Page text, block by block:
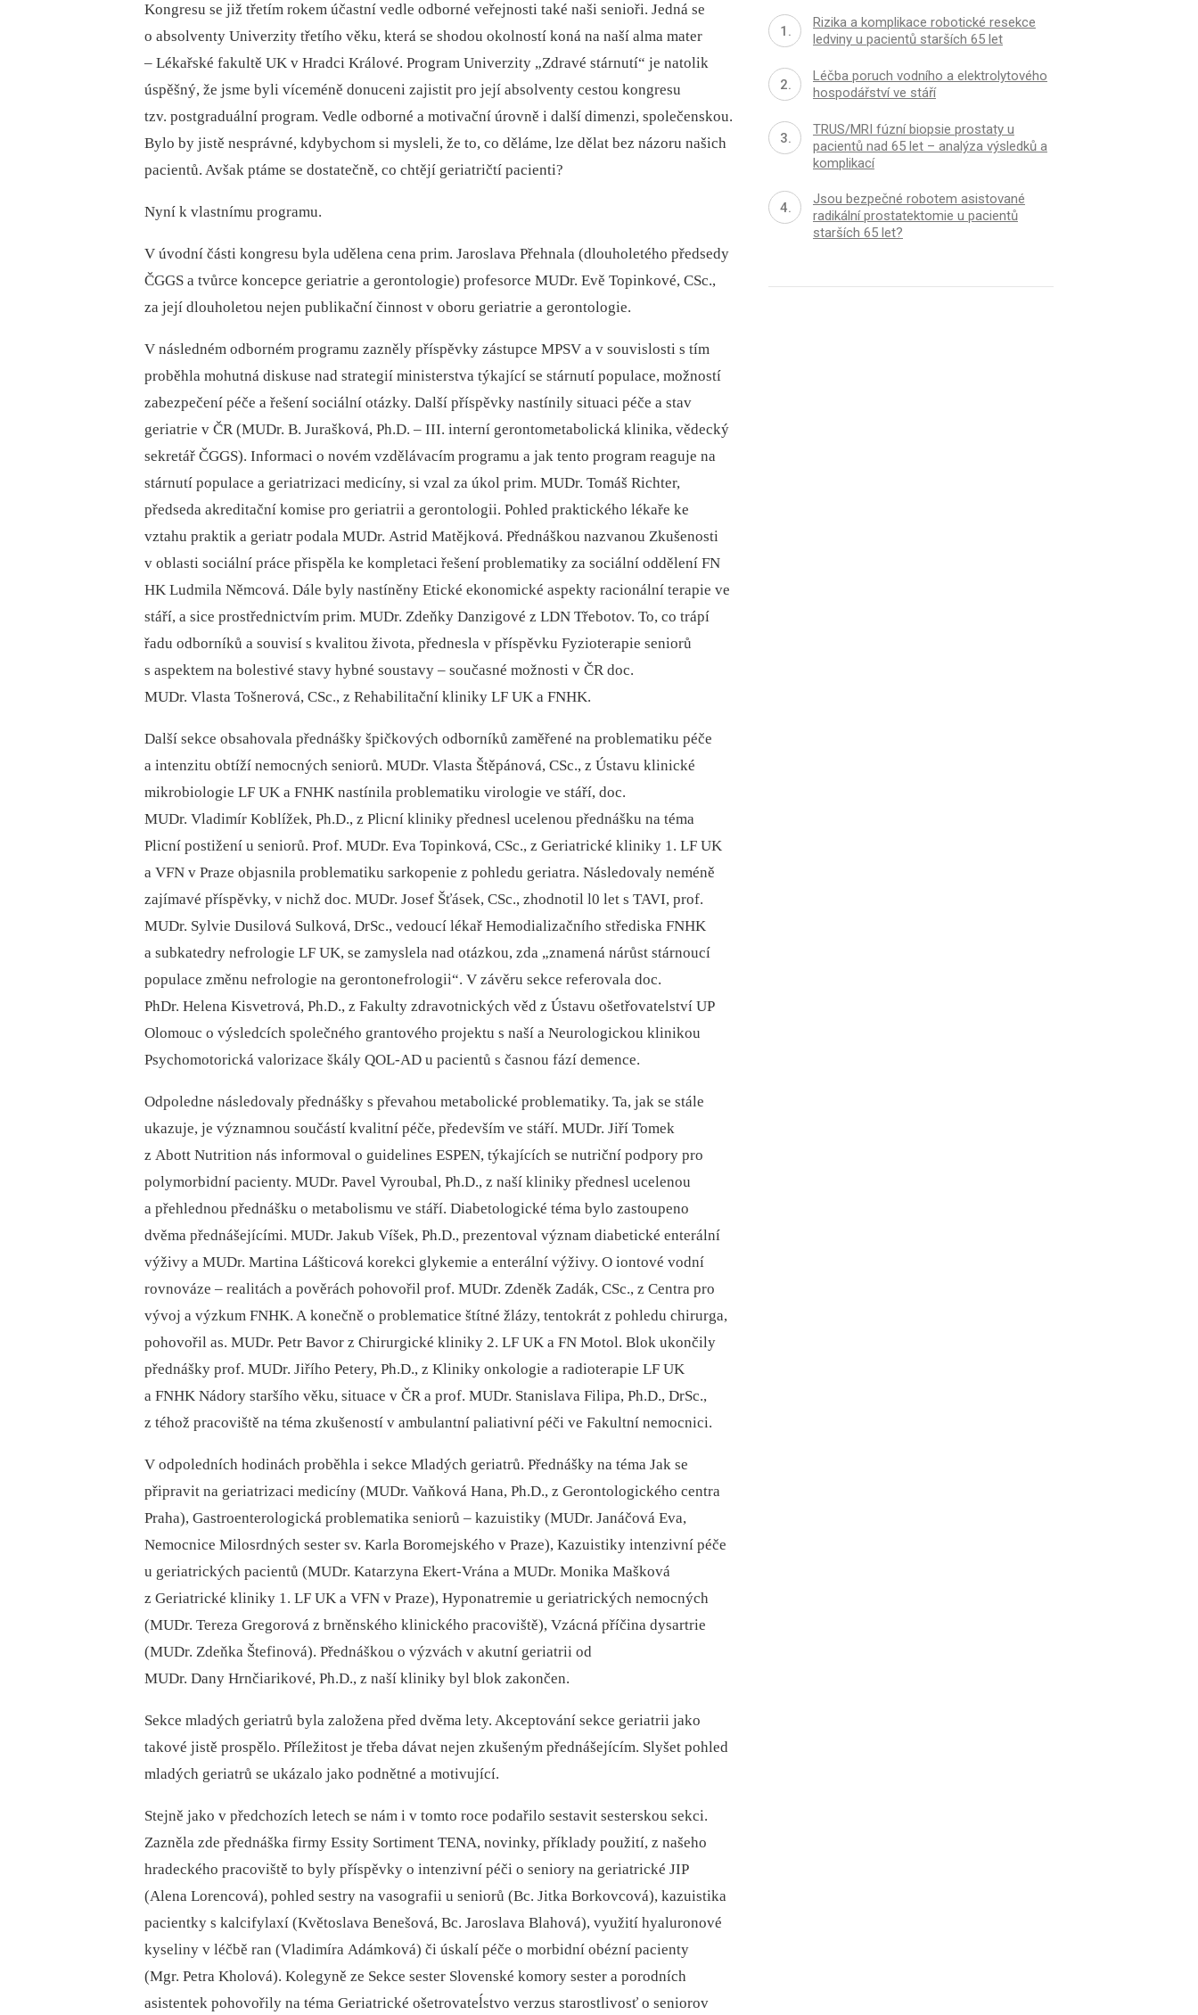
Kongresu se již třetím rokem účastní vedle odborné veřejnosti také naši senioři. Jedná se
o absolventy Univerzity třetího věku, která se shodou okolností koná na naší alma mater
–⁠ Lékařské fakultě UK v Hradci Králové. Program Univerzity „Zdravé stárnutí“ je natolik
úspěšný, že jsme byli víceméně donuceni zajistit pro její absolventy cestou kongresu
tzv. postgraduální program. Vedle odborné a motivační úrovně i další dimenzi, společenskou.
Bylo by jistě nesprávné, kdybychom si mysleli, že to, co děláme, lze dělat bez názoru našich
pacientů. Avšak ptáme se dostatečně, co chtějí geriatričtí pacienti?
Nyní k vlastnímu programu.
V úvodní části kongresu byla udělena cena prim. Jaroslava Přehnala (dlouholetého předsedy
ČGGS a tvůrce koncepce geriatrie a gerontologie) profesorce MUDr. Evě Topinkové, CSc.,
za její dlouholetou nejen publikační činnost v oboru geriatrie a gerontologie.
V následném odborném programu zazněly příspěvky zástupce MPSV a v souvislosti s tím
proběhla mohutná diskuse nad strategií ministerstva týkající se stárnutí populace, možností
zabezpečení péče a řešení sociální otázky. Další příspěvky nastínily situaci péče a stav
geriatrie v ČR (MUDr. B. Jurašková, Ph.D. –⁠ III. interní gerontometabolická klinika, vědecký
sekretář ČGGS). Informaci o novém vzdělávacím programu a jak tento program reaguje na
stárnutí populace a geriatrizaci medicíny, si vzal za úkol prim. MUDr. Tomáš Richter,
předseda akreditační komise pro geriatrii a gerontologii. Pohled praktického lékaře ke
vztahu praktik a geriatr podala MUDr. Astrid Matějková. Přednáškou nazvanou Zkušenosti
v oblasti sociální práce přispěla ke kompletaci řešení problematiky za sociální oddělení FN
HK Ludmila Němcová. Dále byly nastíněny Etické ekonomické aspekty racionální terapie ve
stáří, a sice prostřednictvím prim. MUDr. Zdeňky Danzigové z LDN Třebotov. To, co trápí
řadu odborníků a souvisí s kvalitou života, přednesla v příspěvku Fyzioterapie seniorů
s aspektem na bolestivé stavy hybné soustavy –⁠ současné možnosti v ČR doc.
MUDr. Vlasta Tošnerová, CSc., z Rehabilitační kliniky LF UK a FNHK.
Další sekce obsahovala přednášky špičkových odborníků zaměřené na problematiku péče
a intenzitu obtíží nemocných seniorů. MUDr. Vlasta Štěpánová, CSc., z Ústavu klinické
mikrobiologie LF UK a FNHK nastínila problematiku virologie ve stáří, doc.
MUDr. Vladimír Koblížek, Ph.D., z Plicní kliniky přednesl ucelenou přednášku na téma
Plicní postižení u seniorů. Prof. MUDr. Eva Topinková, CSc., z Geriatrické kliniky 1. LF UK
a VFN v Praze objasnila problematiku sarkopenie z pohledu geriatra. Následovaly neméně
zajímavé příspěvky, v nichž doc. MUDr. Josef Šťásek, CSc., zhodnotil l0 let s TAVI, prof.
MUDr. Sylvie Dusilová Sulková, DrSc., vedoucí lékař Hemodializačního střediska FNHK
a subkatedry nefrologie LF UK, se zamyslela nad otázkou, zda „znamená nárůst stárnoucí
populace změnu nefrologie na gerontonefrologii“. V závěru sekce referovala doc.
PhDr. Helena Kisvetrová, Ph.D., z Fakulty zdravotnických věd z Ústavu ošetřovatelství UP
Olomouc o výsledcích společného grantového projektu s naší a Neurologickou klinikou
Psychomotorická valorizace škály QOL-AD u pacientů s časnou fází demence.
Odpoledne následovaly přednášky s převahou metabolické problematiky. Ta, jak se stále
ukazuje, je významnou součástí kvalitní péče, především ve stáří. MUDr. Jiří Tomek
z Abott Nutrition nás informoval o guidelines ESPEN, týkajících se nutriční podpory pro
polymorbidní pacienty. MUDr. Pavel Vyroubal, Ph.D., z naší kliniky přednesl ucelenou
a přehlednou přednášku o metabolismu ve stáří. Diabetologické téma bylo zastoupeno
dvěma přednášejícími. MUDr. Jakub Víšek, Ph.D., prezentoval význam diabetické enterální
výživy a MUDr. Martina Lášticová korekci glykemie a enterální výživy. O iontové vodní
rovnováze –⁠ realitách a pověrách pohovořil prof. MUDr. Zdeněk Zadák, CSc., z Centra pro
vývoj a výzkum FNHK. A konečně o problematice štítné žlázy, tentokrát z pohledu chirurga,
pohovořil as. MUDr. Petr Bavor z Chirurgické kliniky 2. LF UK a FN Motol. Blok ukončily
přednášky prof. MUDr. Jiřího Petery, Ph.D., z Kliniky onkologie a radioterapie LF UK
a FNHK Nádory staršího věku, situace v ČR a prof. MUDr. Stanislava Filipa, Ph.D., DrSc.,
z téhož pracoviště na téma zkušeností v ambulantní paliativní péči ve Fakultní nemocnici.
V odpoledních hodinách proběhla i sekce Mladých geriatrů. Přednášky na téma Jak se
připravit na geriatrizaci medicíny (MUDr. Vaňková Hana, Ph.D., z Gerontologického centra
Praha), Gastroenterologická problematika seniorů –⁠ kazuistiky (MUDr. Janáčová Eva,
Nemocnice Milosrdných sester sv. Karla Boromejského v Praze), Kazuistiky intenzivní péče
u geriatrických pacientů (MUDr. Katarzyna Ekert-Vrána a MUDr. Monika Mašková
z Geriatrické kliniky 1. LF UK a VFN v Praze), Hyponatremie u geriatrických nemocných
(MUDr. Tereza Gregorová z brněnského klinického pracoviště), Vzácná příčina dysartrie
(MUDr. Zdeňka Štefinová). Přednáškou o výzvách v akutní geriatrii od
MUDr. Dany Hrnčiarikové, Ph.D., z naší kliniky byl blok zakončen.
Sekce mladých geriatrů byla založena před dvěma lety. Akceptování sekce geriatrii jako
takové jistě prospělo. Příležitost je třeba dávat nejen zkušeným přednášejícím. Slyšet pohled
mladých geriatrů se ukázalo jako podnětné a motivující.
Stejně jako v předchozích letech se nám i v tomto roce podařilo sestavit sesterskou sekci.
Zazněla zde přednáška firmy Essity Sortiment TENA, novinky, příklady použití, z našeho
hradeckého pracoviště to byly příspěvky o intenzivní péči o seniory na geriatrické JIP
(Alena Lorencová), pohled sestry na vasografii u seniorů (Bc. Jitka Borkovcová), kazuistika
pacientky s kalcifylaxí (Květoslava Benešová, Bc. Jaroslava Blahová), využití hyaluronové
kyseliny v léčbě ran (Vladimíra Adámková) či úskalí péče o morbidní obézní pacienty
(Mgr. Petra Kholová). Kolegyně ze Sekce sester Slovenské komory sester a porodních
asistentek pohovořily na téma Geriatrické ošetrovateĺstvo verzus starostlivosť o seniorov
Rizika a komplikace robotické resekce
ledviny u pacientů starších 65 let
Léčba poruch vodního a elektrolytového
hospodářství ve stáří
TRUS/MRI fúzní biopsie prostaty u
pacientů nad 65 let – analýza výsledků a
komplikací
Jsou bezpečné robotem asistované
radikální prostatektomie u pacientů
starších 65 let?